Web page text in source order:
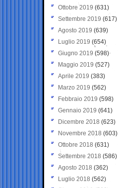
Ottobre 2019 (631)
Settembre 2019 (617)
Agosto 2019 (639)
Luglio 2019 (654)
Giugno 2019 (598)
Maggio 2019 (527)
Aprile 2019 (383)
Marzo 2019 (562)
Febbraio 2019 (598)
Gennaio 2019 (641)
Dicembre 2018 (623)
Novembre 2018 (603)
Ottobre 2018 (631)
Settembre 2018 (586)
Agosto 2018 (362)
Luglio 2018 (562)